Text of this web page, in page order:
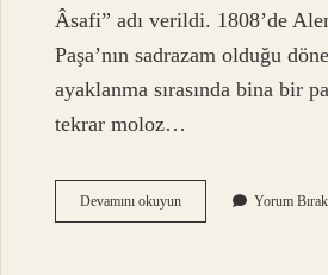
Âsafi” adı verildi. 1808’de
Paşa’nın sadrazam olduğu
ayaklanma sırasında bina bir
tekrar moloz…
Devamını okuyunBabıali
Darbesi
Yorum Bırak